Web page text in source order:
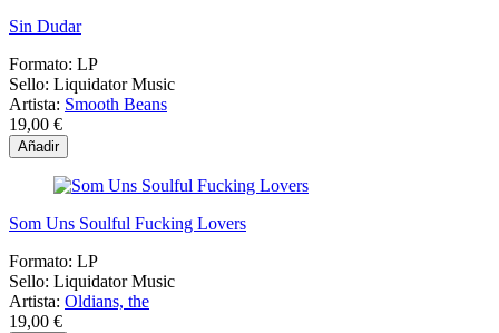
Sin Dudar
Formato: LP
Sello: Liquidator Music
Artista: Smooth Beans
19,00 €
Añadir
Som Uns Soulful Fucking Lovers
Formato: LP
Sello: Liquidator Music
Artista: Oldians, the
19,00 €